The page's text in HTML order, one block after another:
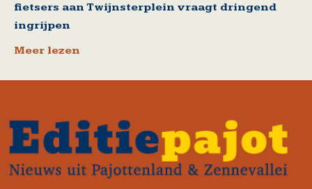
fietsers aan Twijnsterplein vraagt dringend
ingrijpen
Meer lezen